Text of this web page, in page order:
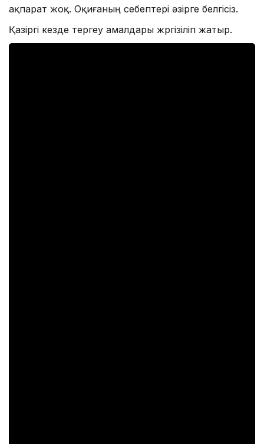
ақпарат жоқ. Оқиғаның себептері әзірге белгісіз.
Қазіргі кезде тергеу амалдары жүргізіліп жатыр.